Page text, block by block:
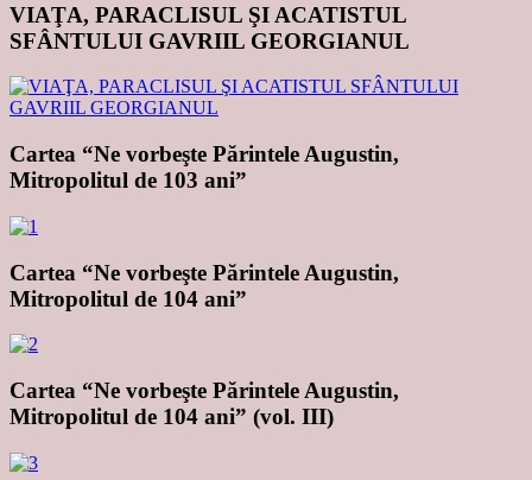
VIAŢA, PARACLISUL ŞI ACATISTUL
SFÂNTULUI GAVRIIL GEORGIANUL
Cartea “Ne vorbeşte Părintele Augustin,
Mitropolitul de 103 ani”
Cartea “Ne vorbeşte Părintele Augustin,
Mitropolitul de 104 ani”
Cartea “Ne vorbeşte Părintele Augustin,
Mitropolitul de 104 ani” (vol. III)